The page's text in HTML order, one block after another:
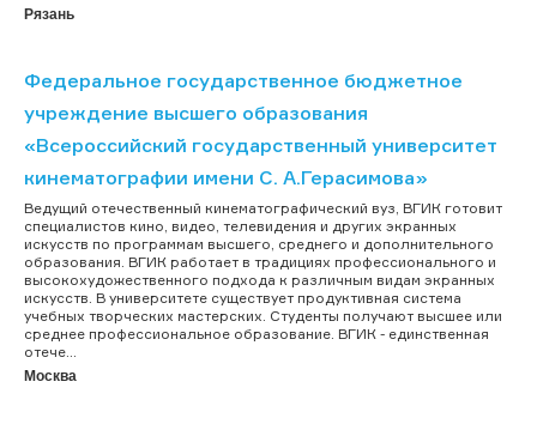
Рязань
Федеральное государственное бюджетное
учреждение высшего образования
«Всероссийский государственный университет
кинематографии имени С. А.Герасимова»
Ведущий отечественный кинематографический вуз, ВГИК готовит
специалистов кино, видео, телевидения и других экранных
искусств по программам высшего, среднего и дополнительного
образования. ВГИК работает в традициях профессионального и
высокохудожественного подхода к различным видам экранных
искусств. В университете существует продуктивная система
учебных творческих мастерских. Студенты получают высшее или
среднее профессиональное образование. ВГИК - единственная
отече...
Москва